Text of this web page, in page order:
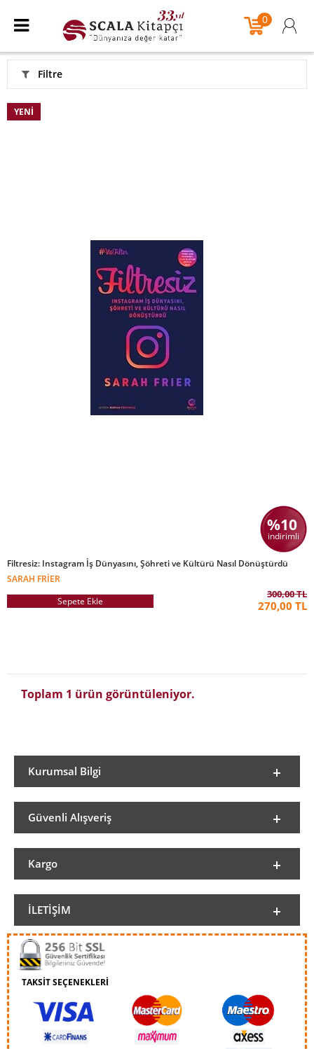
0
Filtre
%10
indirimli
YENI
Filtresiz: Instagram İş Dünyasını, Şöhreti ve Kültürü Nasıl Dönüştürdü
SARAH FRIER
Sepete Ekle
300,00 TL
270,00 TL
Toplam 1 ürün görüntüleniyor.
Kurumsal Bilgi
Güvenli Alışveriş
Kargo
İLETIŞIM
TAKSİT SEÇENEKLERİ